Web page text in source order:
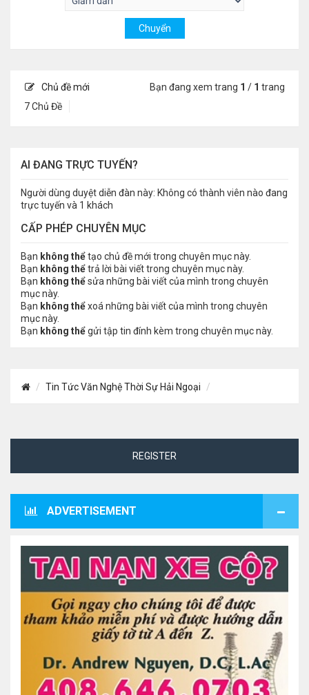
Chủ đề mới
7 Chủ Đề
Bạn đang xem trang 1 / 1 trang
AI ĐANG TRỰC TUYẾN?
Người dùng duyệt diễn đàn này: Không có thành viên nào đang
trực tuyến và 1 khách
CẤP PHÉP CHUYÊN MỤC
Bạn không thểtạo chủ đề mới trong chuyên mục này.
Bạn không thểtrả lời bài viết trong chuyên mục này.
Bạn không thểsửa những bài viết của mình trong chuyên
mục này.
Bạn không thểxoá những bài viết của mình trong chuyên
mục này.
Bạn không thểgửi tập tin đính kèm trong chuyên mục này.
Tin Tức Văn Nghệ Thời Sự Hải Ngoại
REGISTER
ADVERTISEMENT